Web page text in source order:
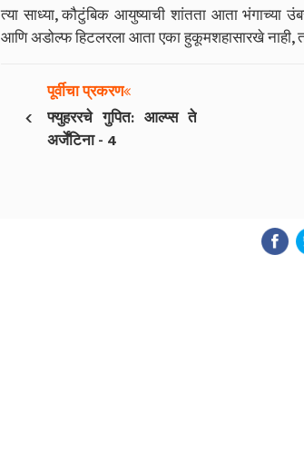
त्या साध्या, कौटुंबिक आयुष्याची शांतता आता भंगाच्या
आणि अडोल्फ हिटलरला आता एका हुकूमशहासारखे नाही,
‹
पूर्वीचा प्रकरण
फ्युहररचे गुपित: आल्प्स ते
अर्जेंटिना - 4